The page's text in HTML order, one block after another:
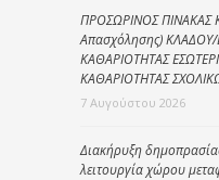
ΠΡΟΣΩΡΙΝΟΣ ΠΙΝΑΚΑΣ
Απασχόλησης)
ΚΑΘΑΡΙΟΤΗΤΑΣ
ΚΑΘΑΡΙΟΤΗΤΑΣ
7 Αυγούστου 2026
Διακήρυξη
λειτουργία χώρου